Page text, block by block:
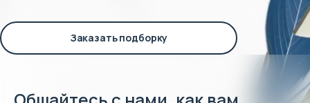
Заказать подборку